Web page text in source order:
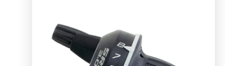
12.00€. 8.31€.